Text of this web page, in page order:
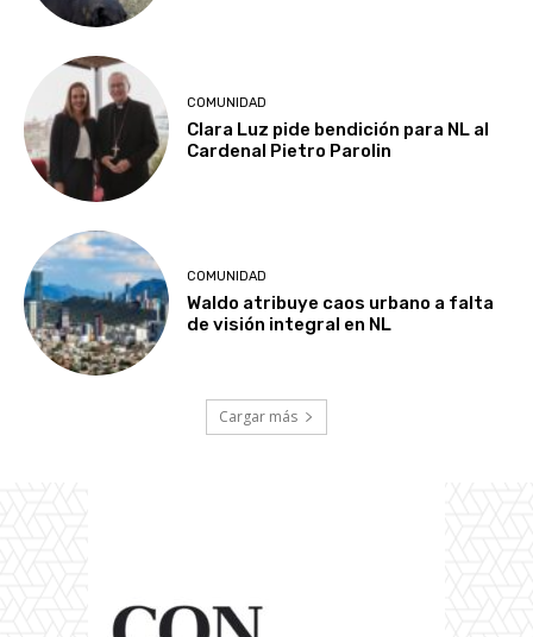
COMUNIDAD
Clara Luz pide bendición para NL al
Cardenal Pietro Parolin
COMUNIDAD
Waldo atribuye caos urbano a falta
de visión integral en NL
Cargar más